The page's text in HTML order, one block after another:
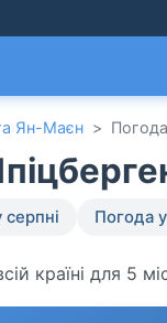
Ян-Маєн >
Погода
країні для 5